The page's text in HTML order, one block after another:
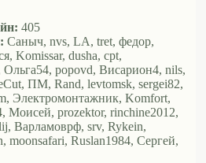
405
Саныч, nvs, LA, tret, федор,
Komissar, dusha, cpt,
Ольга54, popovd, Висариoн4, nils,
ПМ, Rand, levtomsk, sergei82,
Электромонтажник, Komfort,
Моисей, prozektor, rinchine2012,
Варламоврф, srv, Rykein,
Ruslan1984, Сергей,